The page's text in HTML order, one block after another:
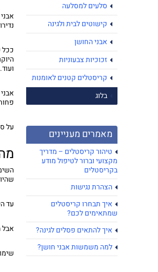
סלעים למסלעה
קישוטים לבית ולגינה
אבני החושן
זכוכיות צבעוניות
קריסטלים קטנים לאומנות
בלוג
מאמרים מעניינים
טיהור קריסטלים – מדריך
מקצועי וברור לטיפול מודע
בקריסטלים
הצהרת נגישות
איך תבחרו קריסטלים
שמתאימים לכם?
איך להתאים פסלים לגינה?
למה משמשות אבני חושן?
ככל
ועוד.
על
עד
אבל